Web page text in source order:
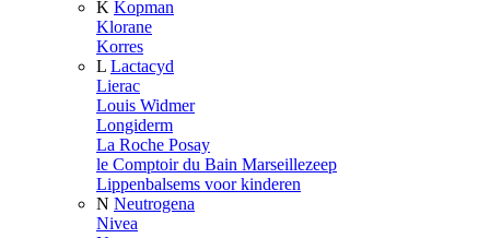
K Kopman
Klorane
Korres
L Lactacyd
Lierac
Louis Widmer
Longiderm
La Roche Posay
le Comptoir du Bain Marseillezeep
Lippenbalsems voor kinderen
N Neutrogena
Nivea